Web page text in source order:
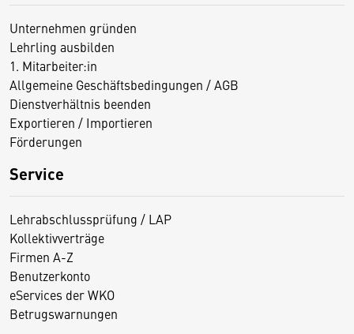
Unternehmen gründen
Lehrling ausbilden
1. Mitarbeiter:in
Allgemeine Geschäftsbedingungen / AGB
Dienstverhältnis beenden
Exportieren / Importieren
Förderungen
Service
Lehrabschlussprüfung / LAP
Kollektivverträge
Firmen A-Z
Benutzerkonto
eServices der WKO
Betrugswarnungen